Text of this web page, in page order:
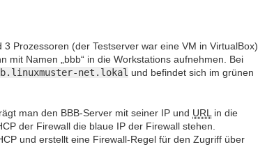
3 Prozessoren (der Testserver war eine VM in VirtualBox).
Namen „bbb“ in die Workstations aufnehmen. Bei
net.lokal und befindet sich im grünen
man den BBB-Server mit seiner IP und URL in die
der Firewall die blaue IP der Firewall stehen.
und erstellt eine Firewall-Regel für den Zugriff über